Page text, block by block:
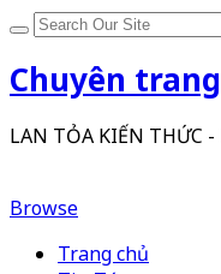
Chuyên
LAN TỎA KIẾN THỨC
Browse
Trang chủ